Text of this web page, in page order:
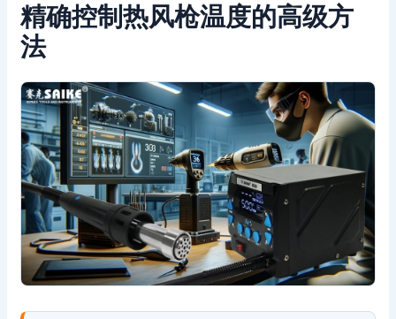
精确控制热风枪温度的高级方
法